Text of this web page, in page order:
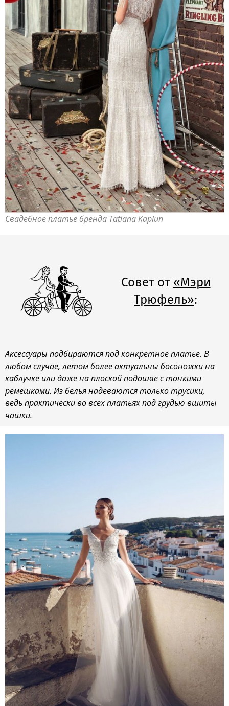
Свадебное платье бренда Tatiana Kaplun
Совет от «Мэри
Трюфель»:
Аксессуары подбираются под конкретное платье. В
любом случае, летом более актуальны босоножки на
каблучке или даже на плоской подошве с тонкими
ремешками. Из белья надеваются только трусики,
ведь практически во всех платьях под грудью вшиты
чашки.